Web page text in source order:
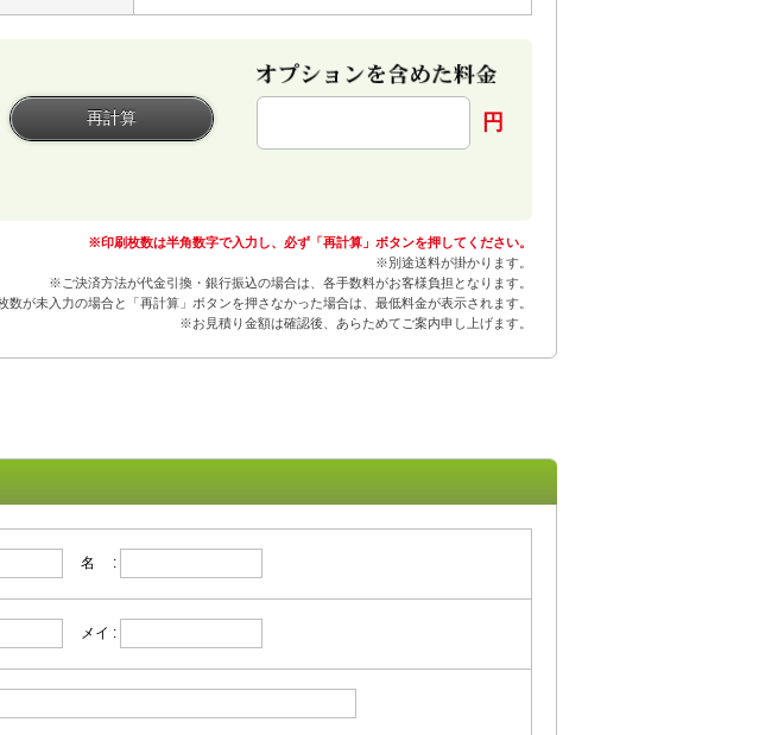
円
※印刷枚数は半角数字で入力し、必ず「再計算」ボタンを押してください。
※別途送料が掛かります。
※ご決済方法が代金引換・銀行振込の場合は、各手数料がお客様負担となります。
数が未入力の場合と「再計算」ボタンを押さなかった場合は、最低料金が表示されます。
※お見積り金額は確認後、あらためてご案内申し上げます。
名 :
メイ :